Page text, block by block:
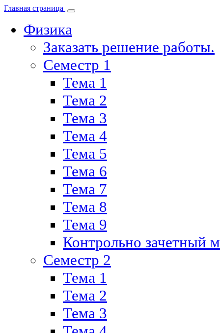
Главная страница
Физика
Заказать решение работы.
Семестр 1
Тема 1
Тема 2
Тема 3
Тема 4
Тема 5
Тема 6
Тема 7
Тема 8
Тема 9
Контрольно зачетный
Семестр 2
Тема 1
Тема 2
Тема 3